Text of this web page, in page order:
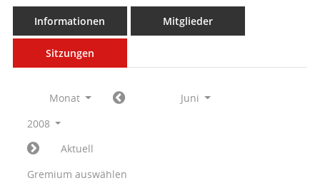
Informationen Mitglieder
Sitzungen
Monat
Juni
2008
Aktuell
Gremium auswählen